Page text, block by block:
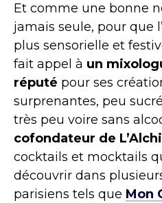
Et comme une bonne
jamais seule, pour que
plus sensorielle et
fait appel à un
réputé pour ses
surprenantes, peu
très peu voire sans
cofondateur de
cocktails et mocktails
découvrir dans
parisiens tels que Mon